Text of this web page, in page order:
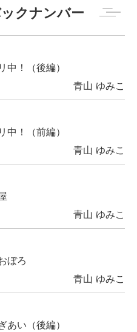
クナンバー
！（後編）
青山 ゆみこ
！（前編）
青山 ゆみこ
青山 ゆみこ
ぼろ
青山 ゆみこ
い（後編）